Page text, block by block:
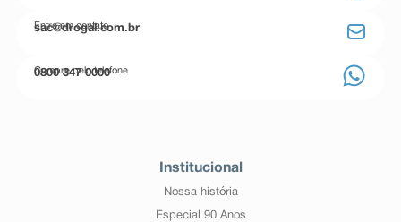
Entre em contato
sac@drogal.com.br
Compre pelo telefone
0800 347 0000
Institucional
Nossa história
Especial 90 Anos